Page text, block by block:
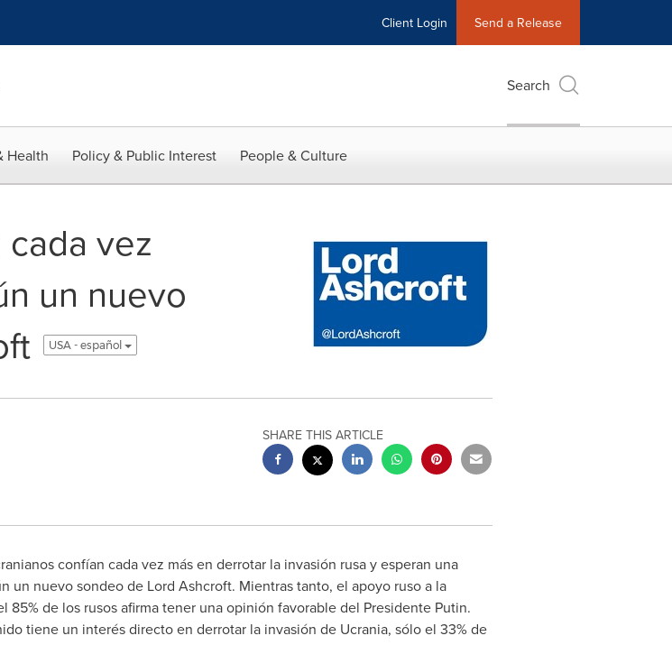
Client Login Send a Release
Search
Health Policy & Public Interest People & Culture
vez
un nuevo
USA - español
SHARE THIS ARTICLE
confían cada vez más en derrotar la invasión rusa y esperan una
nuevo sondeo de Lord Ashcroft. Mientras tanto, el apoyo ruso a la
de los rusos afirma tener una opinión favorable del Presidente Putin.
tiene un interés directo en derrotar la invasión de Ucrania, sólo el 33% de